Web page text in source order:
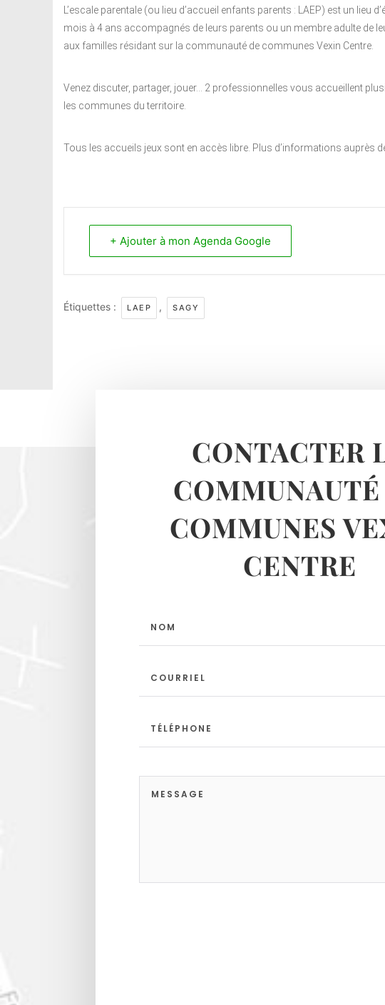
L’escale parentale (ou lieu d’accueil enfants parents : LAEP) est un lieu
mois à 4 ans accompagnés de leurs parents ou un membre adulte de
aux familles résidant sur la communauté de communes Vexin Centre.
Venez discuter, partager, jouer… 2 professionnelles vous accueillent
les communes du territoire.
Tous les accueils jeux sont en accès libre. Plus d’informations auprès
+ Ajouter à mon Agenda Google
Étiquettes : LAEP , SAGY
CONTACTER
COMMUNES
CENTRE